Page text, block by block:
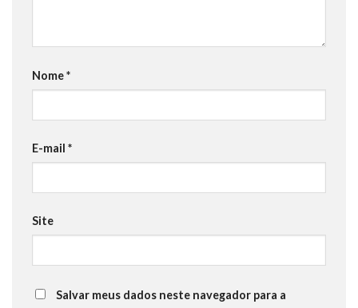
Nome*
E-mail *
Site
Salvar meus dados neste navegador para a